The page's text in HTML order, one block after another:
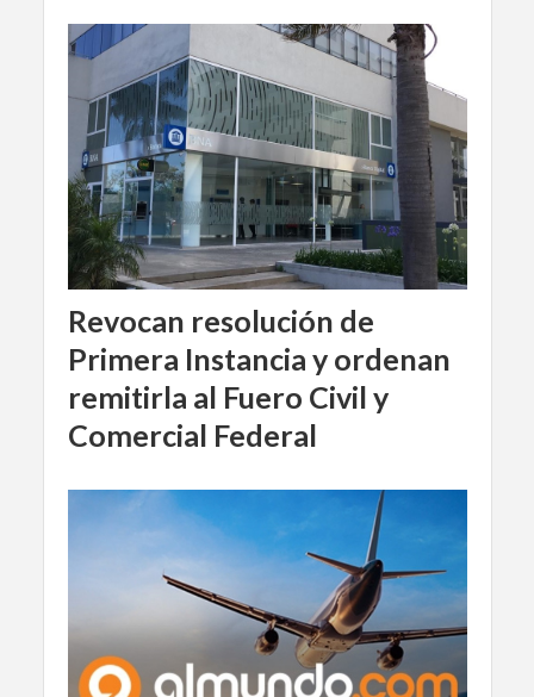
Revocan resolución de
Primera Instancia y ordenan
remitirla al Fuero Civil y
Comercial Federal